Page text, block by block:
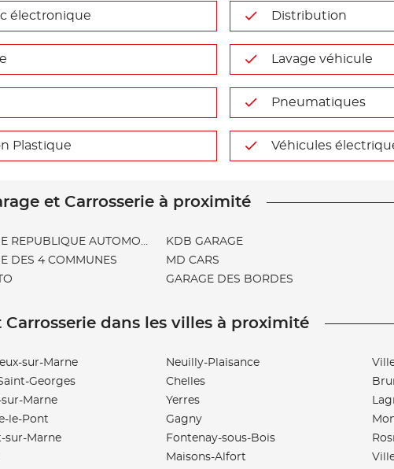
électronique Distribution
Lavage véhicule
Pneumatiques
Plastique Véhicules
et Carrosserie à proximité
REPUBLIQUE AUTOMOBILE
DES 4 COMMUNES
KDB GARAGE
MD CARS
GARAGE DES BORDES
Carrosserie dans les villes à proximité
sur-Marne
Georges
Marne
le-Pont
sur-Marne
Neuilly-Plaisance
Chelles
Yerres
Gagny
Fontenay-sous-Bois
Maisons-Alfort